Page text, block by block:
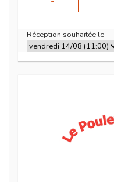
Réception souhaitée le